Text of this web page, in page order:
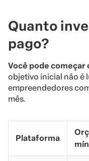
Quanto
pago?
Você pode começar
objetivo inicial não é
empreendedores
mês.
Plataforma